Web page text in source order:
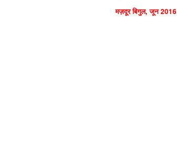
मज़दूर बिगुल, जून 2016